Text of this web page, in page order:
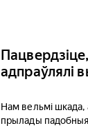
адпраўлялі
Нам вельмі
прылады